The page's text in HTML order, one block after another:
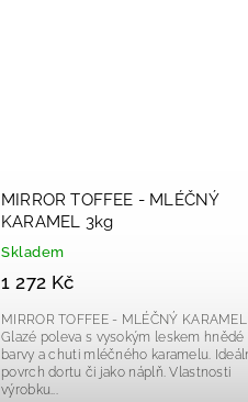
MIRROR TOFFEE - MLÉČNÝ
KARAMEL 3kg
Skladem
1 272 Kč
MIRROR TOFFEE - MLÉČNÝ KARAMEL
Glazé poleva s vysokým leskem hnědé
barvy a chuti mléčného karamelu. Ideální na
povrch dortu či jako náplň. Vlastnosti
výrobku...